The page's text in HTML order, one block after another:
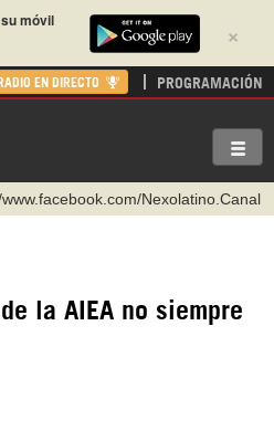
×
móvil
RADIO EN DIRECTO PROGRAMACIÓN
Nexolatino.Canal
t.me/hispantvcanal
c/hispantv
la AIEA no siempre